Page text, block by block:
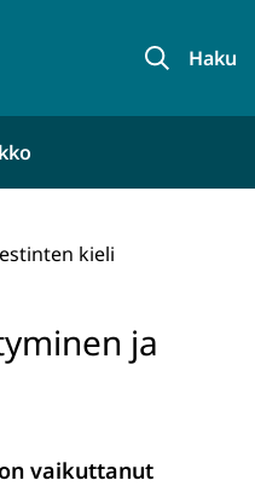
Haku
kieli
ja
vaikuttanut